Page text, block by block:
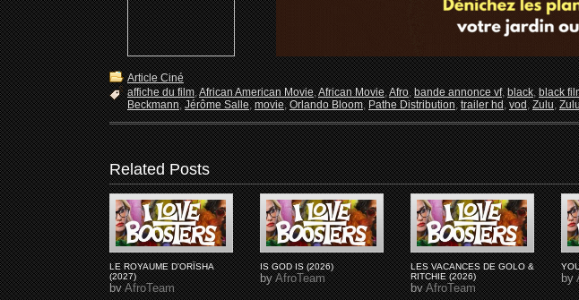
Article Ciné
affiche du film,African American Movie,African Movie,Afro,bande annonce vf,black,black
Beckmann,Jérôme Salle,movie,Orlando Bloom,Pathe Distribution,trailer hd,vod,Zulu,
Related Posts
LE ROYAUME D'ORÏSHA
(2027)
byAfroTeam
IS GOD IS (2026)
byAfroTeam
LES VACANCES DE GOLO &
RITCHIE (2026)
byAfroTeam
by